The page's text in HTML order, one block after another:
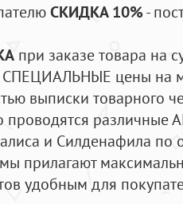
СКИДКА 10%-
при заказе товара на
СПЕЦИАЛЬНЫЕ цены на
выписки товарного
проводятся
и Силденафила по
прилагают
удобным для